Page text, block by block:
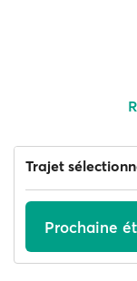
Trajet
Prochaine